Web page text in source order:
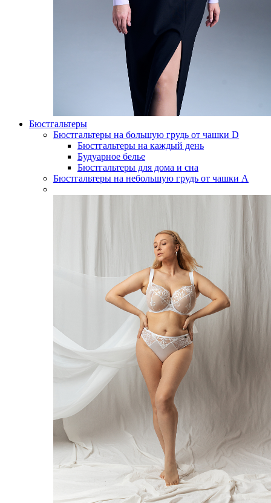
Бюстгальтеры
Бюстгальтеры на большую грудь от чашки D
Бюстгальтеры на каждый день
Будуарное белье
Бюстгальтеры для дома и сна
Бюстгальтеры на небольшую грудь от чашки А